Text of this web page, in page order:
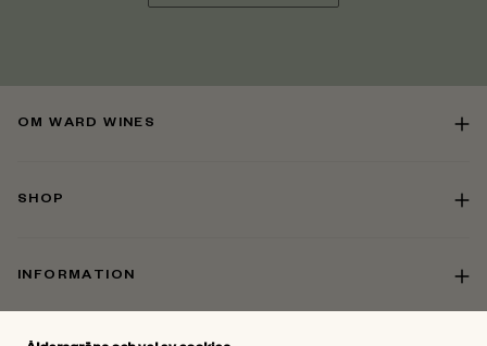
OM WARD WINES
SHOP
INFORMATION